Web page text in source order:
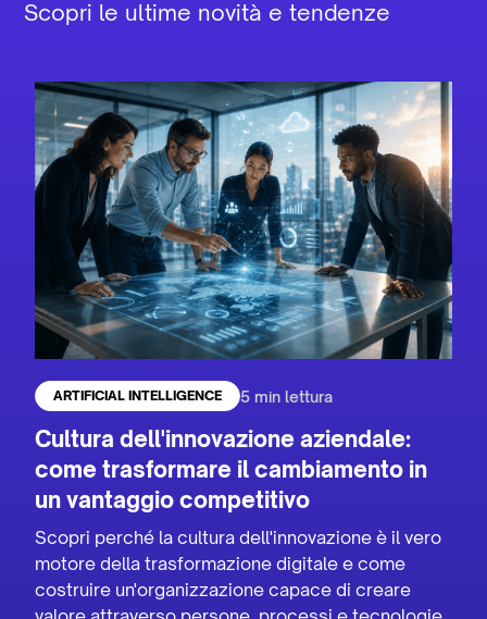
Scopri le ultime novità e tendenze
ARTIFICIAL INTELLIGENCE 5 min lettura
Cultura dell'innovazione aziendale:
come trasformare il cambiamento in
un vantaggio competitivo
Scopri perché la cultura dell'innovazione è il vero
motore della trasformazione digitale e come
costruire un'organizzazione capace di creare